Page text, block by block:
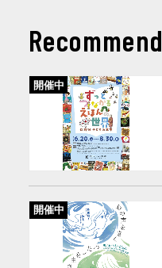
Recommend
開催中
開催中